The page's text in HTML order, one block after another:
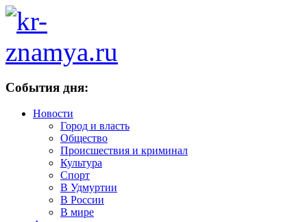
События дня:
Новости
Город и власть
Общество
Происшествия и криминал
Культура
Спорт
В Удмуртии
В России
В мире